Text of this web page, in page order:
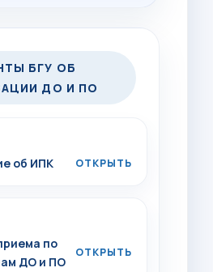
БГУ ОБ
ДО И ПО
об ИПК
по
ДО и ПО